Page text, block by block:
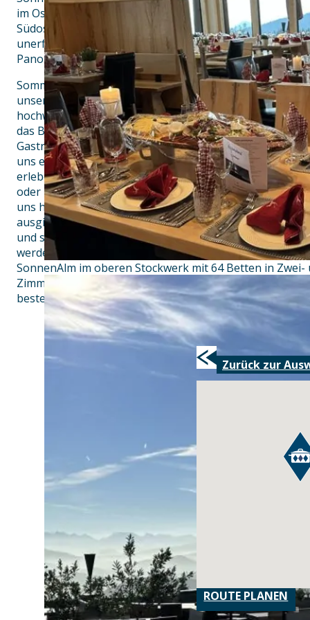
im Osten, Großglockner und Großvenediger im
Südosten und das Kaisergebirge im Südwesten bleibt
unerfüllt. Egal, ob von der windgeschützten
Panoramaterrasse aus betrachtet oder aus dem
Sommer wie Winter bereiten wir frische saisonale
unseren Gerichten legen wir besonderen Wert auf
hochwertige Qualität und regionale Herkunft der
das Beste für die Natur zu vereinen. Unsere zwei
Gasträume bieten auch Platz für größere Gruppen und
uns einzigartige Feste mit Ihnen gestalten und
erleben zu dürfen. Erreichbar ist unsere SonnenAlm
oder zu Fuß. Auch als Fernwanderer sind Sie bei
uns herzlich willkommen, denn was gibt es wohl
ausgiebigen Wanderung in der SonnenAlm einzukehren
und seinen Körper mit einem kühlen Getränk herzlich
werden… Für Übernachtungsgäste ist die
SonnenAlm im oberen Stockwerk mit 64 Betten in
Zimmer mit Etagendusche und Etagen-WC)
bestens gerüstet.
Zurück zur
ROUTE PLANEN